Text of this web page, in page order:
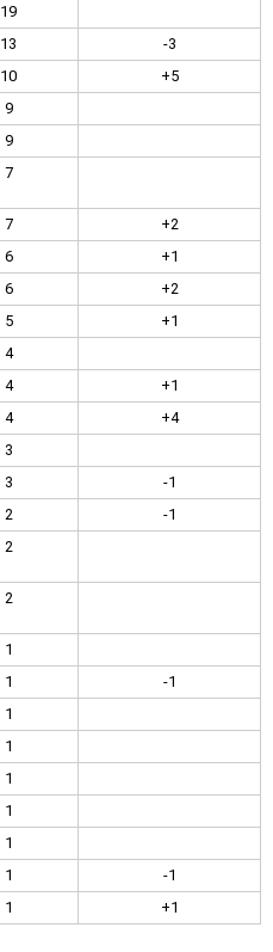
19
13
-3
10
+5
9
9
7
7
+2
6
+1
6
+2
5
+1
4
4
+1
4
+4
3
3
-1
2
-1
2
2
1
1
-1
1
1
1
1
1
1
-1
1 +1